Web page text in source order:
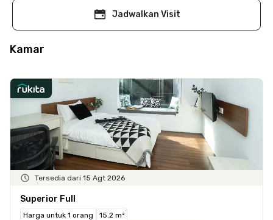
Jadwalkan Visit
Kamar
Tersedia dari 15 Agt 2026
Superior Full
Harga untuk 1 orang
15.2 m²